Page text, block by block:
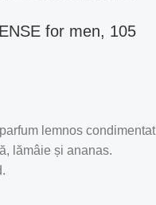
for men, 105
lemnos condimentat
lămâie și ananas.